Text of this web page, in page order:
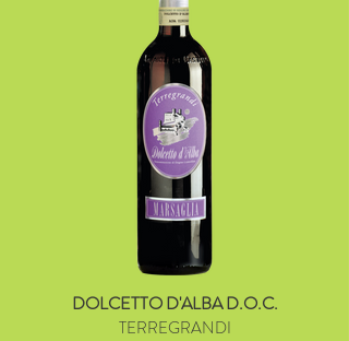
DOLCETTO D'ALBA D.O.C.
TERREGRANDI